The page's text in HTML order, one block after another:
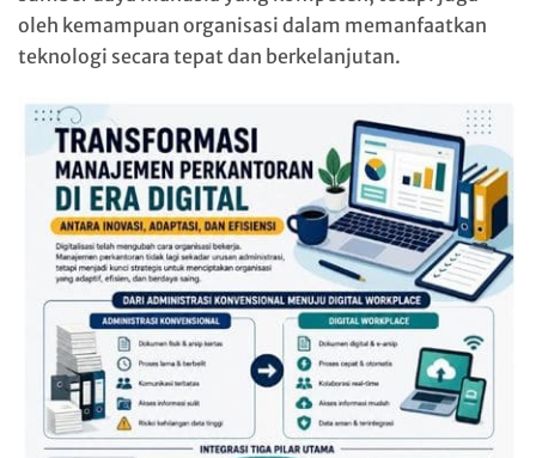
oleh kemampuan organisasi dalam memanfaatkan
teknologi secara tepat dan berkelanjutan.